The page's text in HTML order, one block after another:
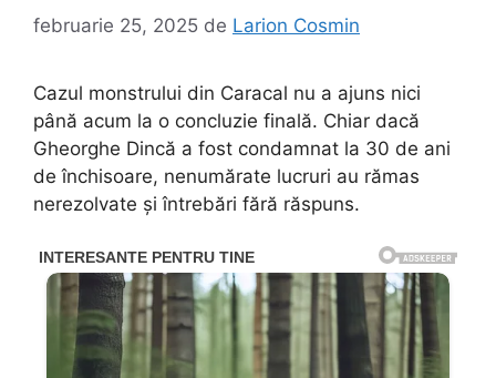
februarie 25, 2025 de Larion Cosmin
Cazul monstrului din Caracal nu a ajuns nici
până acum la o concluzie finală. Chiar dacă
Gheorghe Dincă a fost condamnat la 30 de ani
de închisoare, nenumărate lucruri au rămas
nerezolvate și întrebări fără răspuns.